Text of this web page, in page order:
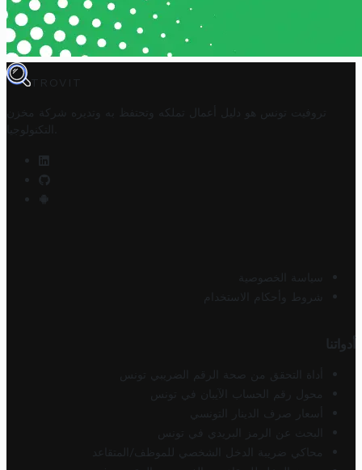
TROVIT
تروفيت تونس هو دليل أعمال تملكه وتحتفظ به وتديره
شركة مخزن
التكنولوجيا
سياسة الخصوصية
شروط وأحكام الاستخدام
أدواتنا
أداة التحقق من صحة الرقم الضريبي تونس
محول رقم الحساب الآيبان في تونس
أسعار صرف الدينار التونسي
البحث عن الرمز البريدي في تونس
محاكي ضريبة الدخل الشخصي للموظف/المتقاعد